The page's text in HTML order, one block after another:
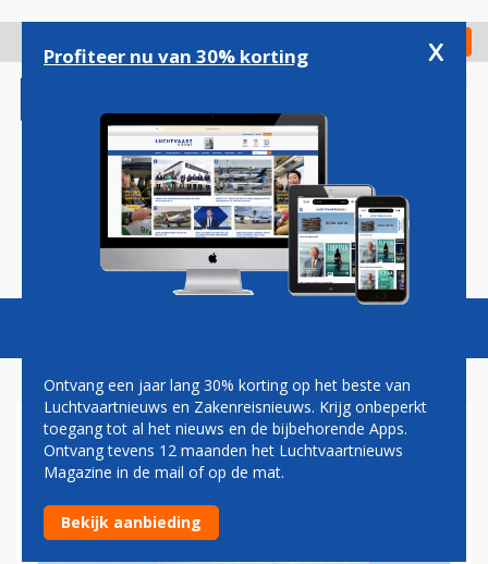
gaan
Check in
Magazine Podcasts Vacatures
PAUL GROVE: SCHIPHOL
EINDELIJK IN ZEE?
Profiteer nu van 30% korting x
Ontvang een jaar lang 30% korting op het beste van
Luchtvaartnieuws en Zakenreisnieuws. Krijg onbeperkt
toegang tot al het nieuws en de bijbehorende Apps.
Ontvang tevens 12 maanden het Luchtvaartnieuws
Magazine in de mail of op de mat.
Bekijk aanbieding